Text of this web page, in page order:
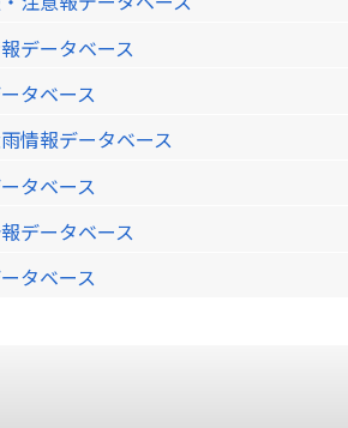
データベース
タベース
情報データベース
タベース
データベース
タベース